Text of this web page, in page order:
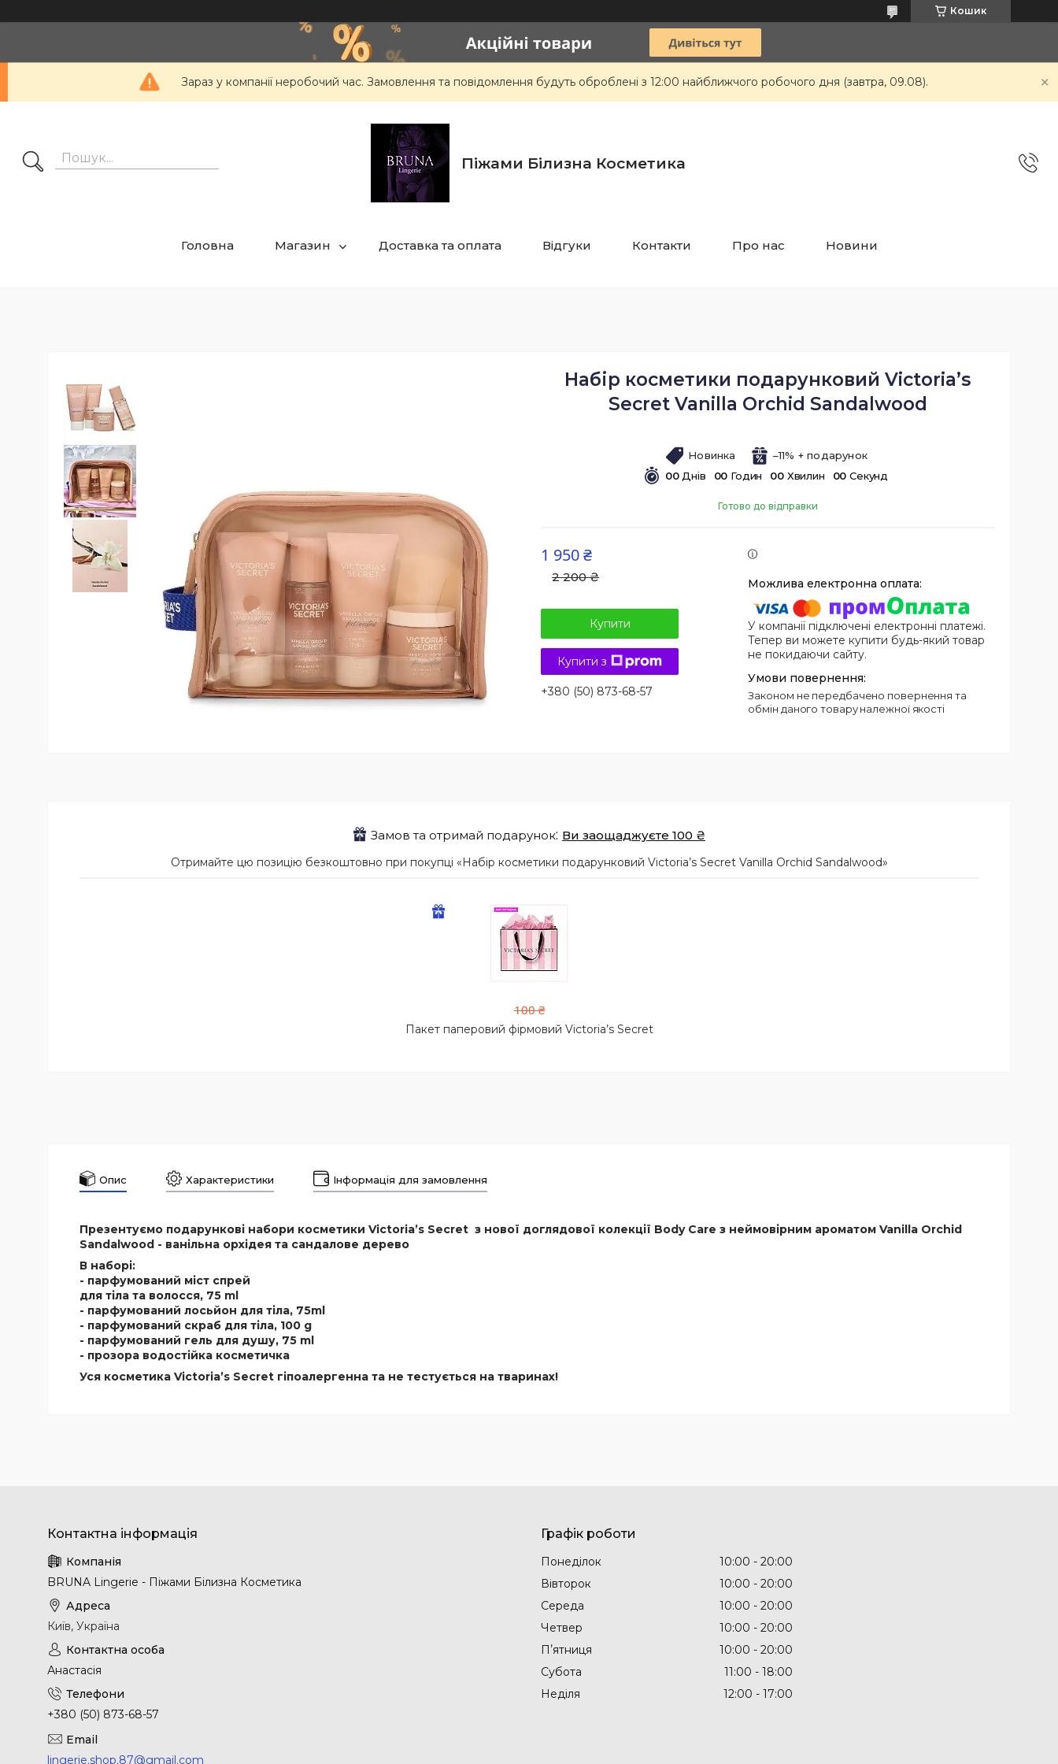
Кошик
Зараз у компанії неробочий час. Замовлення та повідомлення будуть оброблені з 12:00 найближчого робочого дня (завтра, 09.08).
Піжами Білизна Косметика
Головна Магазин Доставка та оплата Відгуки Контакти Про нас Новини
Набір косметики подарунковий Victoria’s
Secret Vanilla Orchid Sandalwood
Новинка
–11%
00 Днів 00 Годин 00 Хвилин 00 Секунд
Готово до відправки
2 200 ₴
1 950 ₴
Купити
Купити з
+380 (50) 873-68-57
У компанії підключені електронні платежі.
Тепер ви можете купити будь-який товар
не покидаючи сайту.
Законом не передбачено повернення та
обмін даного товару належної якості
Замов та отримай подарунок Ви заощаджуєте 100 ₴
Отримайте цю позицію безкоштовно при покупці «Набір косметики подарунковий Victoria’s Secret Vanilla Orchid Sandalwood»
100 ₴
Пакет паперовий фірмовий Victoria’s Secret
Опис Характеристики Інформація для замовлення
Презентуємо подарункові набори косметики Victoria’s Secret з нової доглядової колекції Body Care з неймовірним ароматом Vanilla Orchid
Sandalwood - ванільна орхідея та сандалове дерево
В наборі:
- парфумований міст спрей
для тіла та волосся, 75 ml
- парфумований лосьйон для тіла, 75ml
- парфумований скраб для тіла, 100 g
- парфумований гель для душу, 75 ml
- прозора водостійка косметичка
Уся косметика Victoria’s Secret гіпоалергенна та не тестується на тваринах!
BRUNA Lingerie - Піжами Білизна Косметика
Київ, Україна
Анастасія
+380 (50) 873-68-57
lingerie.shop.87@gmail.com
Графік роботи
Понеділок 10:00
20:00
Вівторок
10:00
20:00
Середа
10:00
20:00
Четвер
10:00
20:00
Пʼятниця
10:00
20:00
Субота
11:00
18:00
Неділя
12:00 17:00